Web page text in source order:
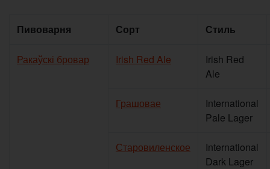
Пивоварня Сорт Стиль
Ракаўскі бровар Irish Red Ale
Irish Red
Ale
Грашовае
International
Pale Lager
Старовиленское
International
Dark Lager